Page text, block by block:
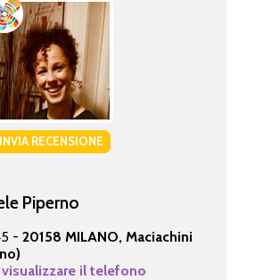
INVIA RECENSIONE
Piperno
- 20158 MILANO, Maciachini
il telefono